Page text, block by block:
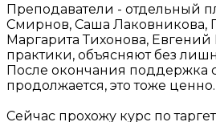
Преподаватели - отдельный
Смирнов, Саша Лаковникова,
Маргарита Тихонова,
практики, объясняют без
После окончания поддержка
продолжается, это тоже ценно.
Сейчас прохожу курс по